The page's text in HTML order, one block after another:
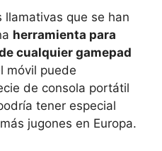
llamativas que se han
herramienta para
cualquier gamepad
móvil puede
de consola portátil
tener especial
jugones en Europa.